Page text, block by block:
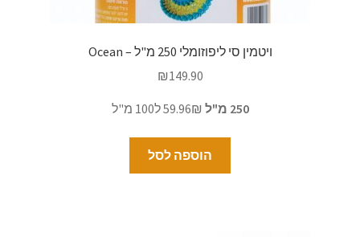
ויטמין סי ליפוזומלי 250 מ"ל – Ocean
₪149.90
250 מ"ל 59.96₪ ל100 מ"ל
הוספה לסל